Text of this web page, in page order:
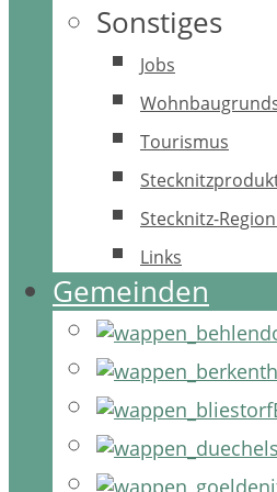
Sonstiges
Jobs
Tourismus
Stecknitz-
Links
Gemeinden